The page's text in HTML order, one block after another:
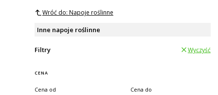
Wróć do: Napoje roślinne
Inne napoje roślinne
Filtry Wyczyść
CENA
Cena od
Cena do